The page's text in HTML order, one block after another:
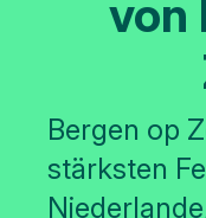
von
Bergen op
stärksten